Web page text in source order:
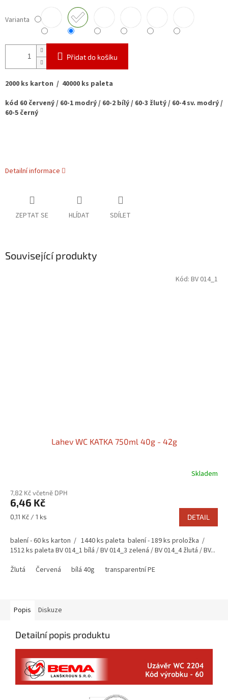
Varianta
Přidat do košíku
2000 ks karton / 40000 ks paleta
kód 60 červený / 60-1 modrý / 60-2 bílý / 60-3 žlutý / 60-4 sv. modrý /
60-5 černý
Detailní informace
ZEPTAT SE HLÍDAT SDÍLET
Související produkty
Lahev WC KATKA 750ml 40g - 42g
Skladem
7,82 Kč včetně DPH
6,46 Kč
Měrná
0,11 Kč / 1 ks DETAIL
balení - 60 ks karton / 1440 ks paleta balení - 189 ks proložka /
1512 ks paleta BV 014_1 bílá / BV 014_3 zelená / BV 014_4 žlutá / BV...
Žlutá
Červená bílá 40g transparentní PE
Kód: BV 014_1
Popis Diskuze
Detailní popis produktu